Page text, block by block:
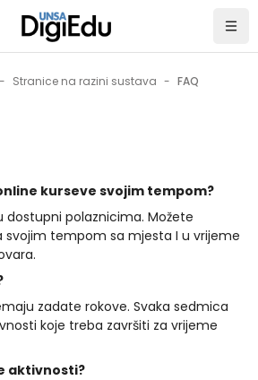
Stranice na razini sustava FAQ
kurseve svojim tempom?
dostupni polaznicima. Možete
tempom sa mjesta I u vrijeme
zadate rokove. Svaka sedmica
koje treba završiti za vrijeme
aktivnosti?